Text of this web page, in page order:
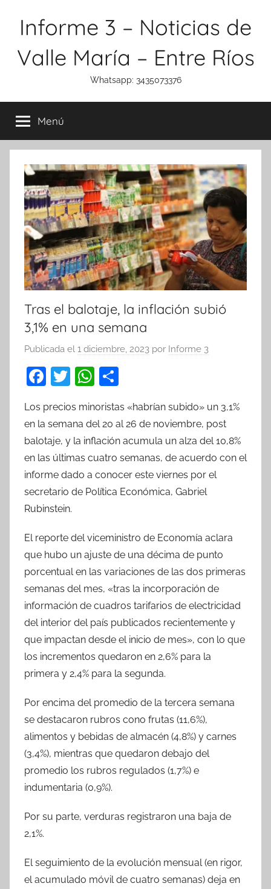
Informe 3 – Noticias de
Valle María – Entre Ríos
Whatsapp: 3435073376
Menú
Tras el balotaje, la inflación subió
3,1% en una semana
Publicada el 1 diciembre, 2023 por Informe 3
F
c
e
b
o
o
k
T
itt
er
W
at
s
A
p
p
m
p
ar
tir
Los precios minoristas «habrían subido» un 3,1%
en la semana del 20 al 26 de noviembre, post
balotaje, y la inflación acumula un alza del 10,8%
en las últimas cuatro semanas, de acuerdo con el
informe dado a conocer este viernes por el
secretario de Política Económica, Gabriel
Rubinstein.
El reporte del viceministro de Economía aclara
que hubo un ajuste de una décima de punto
porcentual en las variaciones de las dos primeras
semanas del mes, «tras la incorporación de
información de cuadros tarifarios de electricidad
del interior del país publicados recientemente y
que impactan desde el inicio de mes», con lo que
los incrementos quedaron en 2,6% para la
primera y 2,4% para la segunda.
Por encima del promedio de la tercera semana
se destacaron rubros cono frutas (11,6%),
alimentos y bebidas de almacén (4,8%) y carnes
(3,4%), mientras que quedaron debajo del
promedio los rubros regulados (1,7%) e
indumentaria (0,9%).
Por su parte, verduras registraron una baja de
2,1%.
El seguimiento de la evolución mensual (en rigor,
el acumulado móvil de cuatro semanas) deja en